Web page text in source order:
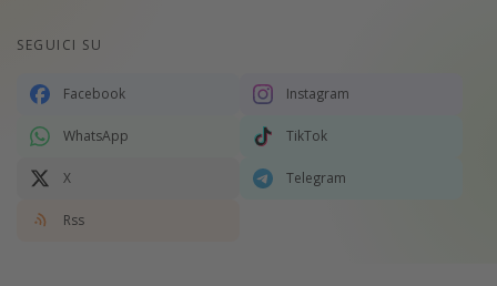
SEGUICI SU
Facebook Instagram
WhatsApp TikTok
X Telegram
Rss